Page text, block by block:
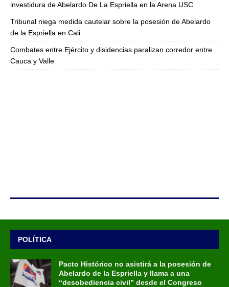
investidura de Abelardo De La Espriella en la Arena USC
Tribunal niega medida cautelar sobre la posesión de Abelardo
de la Espriella en Cali
Combates entre Ejército y disidencias paralizan corredor entre
Cauca y Valle
POLÍTICA
Pacto Histórico no asistirá a la posesión de
Abelardo de la Espriella y llama a una
“desobediencia civil” desde el Congreso